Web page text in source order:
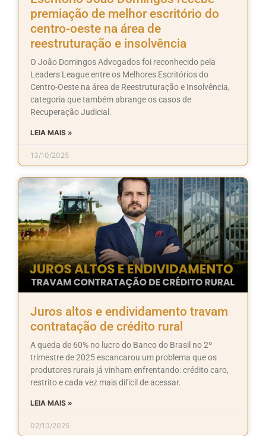
premiação de melhor escritório do
centro-oeste na área de
reestruturação e insolvência
O João Domingos Advogados foi reconhecido pela
Leaders League entre os Melhores Escritórios do
Centro-Oeste na área de Reestruturação e Insolvência,
categoria que também abrange os casos de
Recuperação Judicial.
LEIA MAIS »
13/10/2025
Juros altos e endividamento travam
contratação de crédito rural
A queda de 60% no lucro do Banco do Brasil no 2º
trimestre de 2025 escancarou um problema que os
produtores rurais já vinham enfrentando: crédito caro,
restrito e cada vez mais difícil de acessar.
LEIA MAIS »
02/10/2025